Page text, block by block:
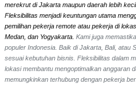
merekrut di Jakarta maupun daerah lebih
Fleksibilitas menjadi keuntungan utama
pemilihan pekerja remote atau pekerja di
Medan, dan Yogyakarta. Kami juga
populer Indonesia. Baik di Jakarta, Bali, atau
sesuai kebutuhan bisnis. Fleksibilitas dalam
lokasi membantu mengoptimalkan anggaran
memungkinkan terhubung dengan pekerja